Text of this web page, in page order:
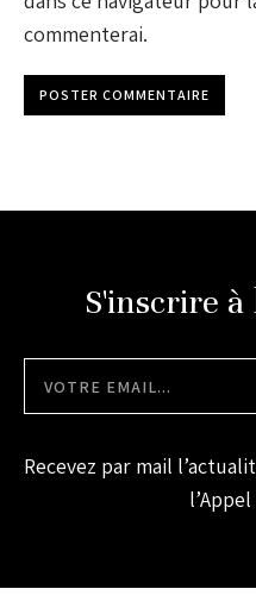
commenterai.
POSTER COMMENTAIRE
S'inscrire
Recevez par mail